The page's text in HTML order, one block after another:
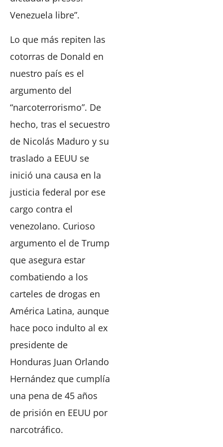
Venezuela libre”.
Lo que más repiten las
cotorras de Donald en
nuestro país es el
argumento del
“narcoterrorismo”. De
hecho, tras el secuestro
de Nicolás Maduro y su
traslado a EEUU se
inició una causa en la
justicia federal por ese
cargo contra el
venezolano. Curioso
argumento el de Trump
que asegura estar
combatiendo a los
carteles de drogas en
América Latina, aunque
hace poco indulto al ex
presidente de
Honduras Juan Orlando
Hernández que cumplía
una pena de 45 años
de prisión en EEUU por
narcotráfico.